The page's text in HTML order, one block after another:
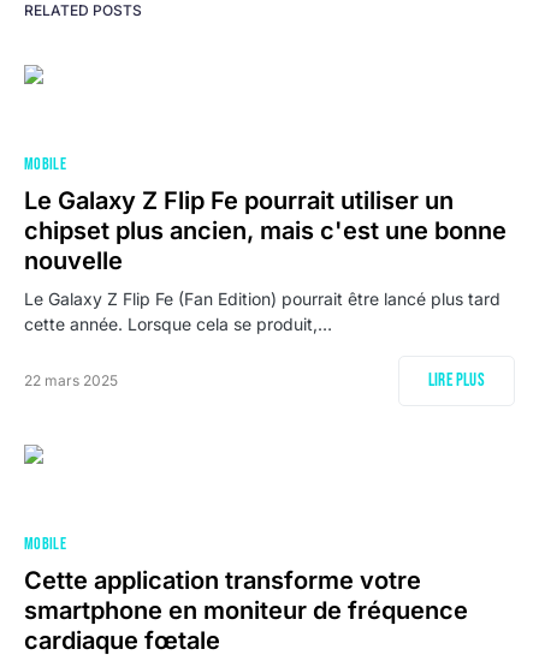
RELATED POSTS
MOBILE
Le Galaxy Z Flip Fe pourrait utiliser un
chipset plus ancien, mais c'est une bonne
nouvelle
Le Galaxy Z Flip Fe (Fan Edition) pourrait être lancé plus tard
cette année. Lorsque cela se produit,…
22 mars 2025 Lire plus
MOBILE
Cette application transforme votre
smartphone en moniteur de fréquence
cardiaque fœtale